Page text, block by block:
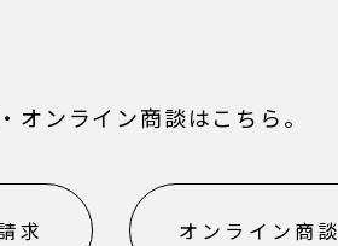
オンライン商談はこちら。
求 オンライン商談